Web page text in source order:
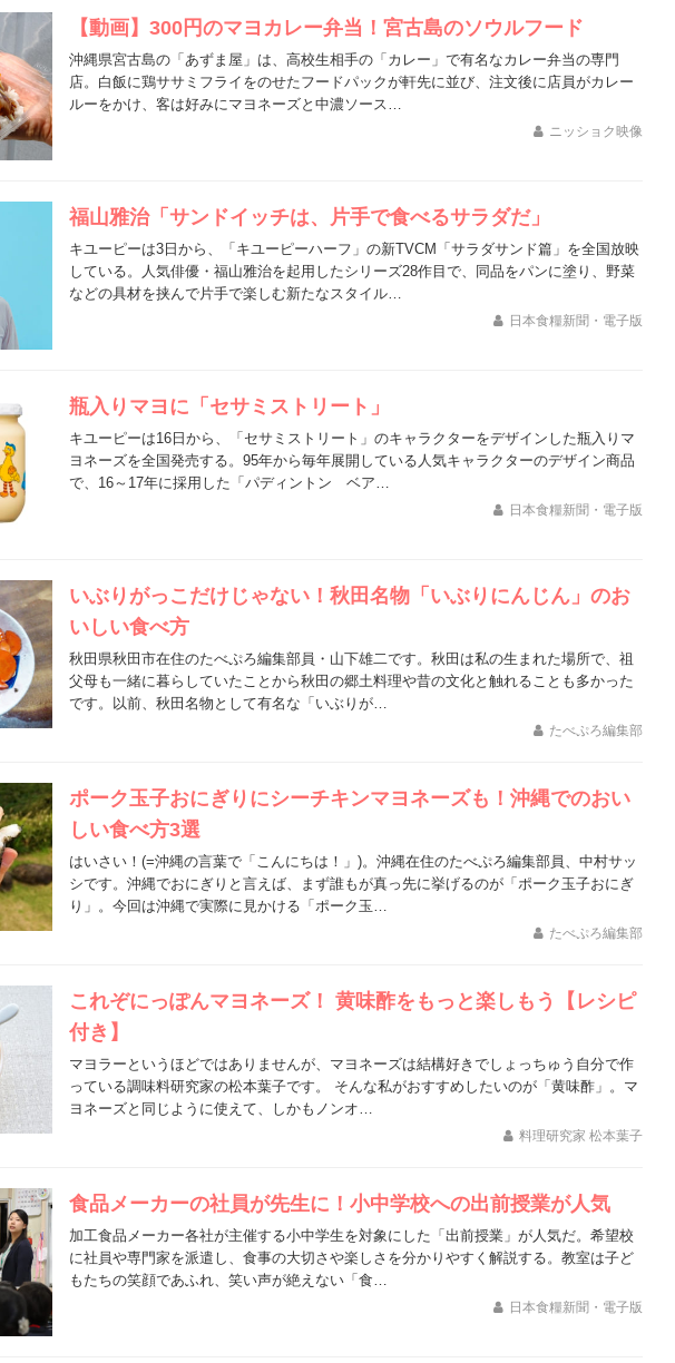
【動画】300円のマヨカレー弁当！宮古島のソウルフード
沖縄県宮古島の「あずま屋」は、高校生相手の「カレー」で有名なカレー弁当の専門
店。白飯に鶏ササミフライをのせたフードパックが軒先に並び、注文後に店員がカレー
ルーをかけ、客は好みにマヨネーズと中濃ソース…
ニッショク映像
福山雅治「サンドイッチは、片手で食べるサラダだ」
キユーピーは3日から、「キユーピーハーフ」の新TVCM「サラダサンド篇」を全国放映
している。人気俳優・福山雅治を起用したシリーズ28作目で、同品をパンに塗り、野菜
などの具材を挟んで片手で楽しむ新たなスタイル…
日本食糧新聞・電子版
瓶入りマヨに「セサミストリート」
キユーピーは16日から、「セサミストリート」のキャラクターをデザインした瓶入りマ
ヨネーズを全国発売する。95年から毎年展開している人気キャラクターのデザイン商品
で、16～17年に採用した「パディントン ベア…
日本食糧新聞・電子版
いぶりがっこだけじゃない！秋田名物「いぶりにんじん」のお
いしい食べ方
秋田県秋田市在住のたべぷろ編集部員・山下雄二です。秋田は私の生まれた場所で、祖
父母も一緒に暮らしていたことから秋田の郷土料理や昔の文化と触れることも多かった
です。以前、秋田名物として有名な「いぶりが…
たべぷろ編集部
ポーク玉子おにぎりにシーチキンマヨネーズも！沖縄でのおい
しい食べ方3選
はいさい！(=沖縄の言葉で「こんにちは！」)。沖縄在住のたべぷろ編集部員、中村サッ
シです。沖縄でおにぎりと言えば、まず誰もが真っ先に挙げるのが「ポーク玉子おにぎ
り」。今回は沖縄で実際に見かける「ポーク玉…
たべぷろ編集部
これぞにっぽんマヨネーズ！ 黄味酢をもっと楽しもう【レシピ
付き】
マヨラーというほどではありませんが、マヨネーズは結構好きでしょっちゅう自分で作
っている調味料研究家の松本葉子です。 そんな私がおすすめしたいのが「黄味酢」。マ
ヨネーズと同じように使えて、しかもノンオ…
料理研究家 松本葉子
食品メーカーの社員が先生に！小中学校への出前授業が人気
加工食品メーカー各社が主催する小中学生を対象にした「出前授業」が人気だ。希望校
に社員や専門家を派遣し、食事の大切さや楽しさを分かりやすく解説する。教室は子ど
もたちの笑顔であふれ、笑い声が絶えない「食…
日本食糧新聞・電子版